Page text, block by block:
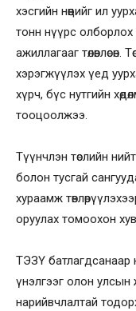
хэсгийн нөөцийг ил
тонн нүүрс олборлох
ажиллагааг
хэрэгжүүлэх үед
хүрч, бүс нутгийн
тооцоолжээ.
Түүнчлэн төслийн
болон тусгай
хураамж
оруулах томоохон
ТЭЗҮ батлагдсанаар
үнэлгээг олон
нарийвчлалтай